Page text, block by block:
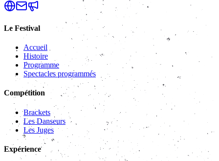
Le Festival
Accueil
Histoire
Programme
Spectacles programmés
Compétition
Brackets
Les Danseurs
Les Juges
Expérience